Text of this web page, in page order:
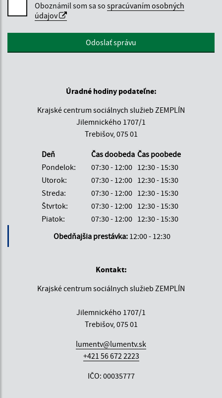
Oboznámil som sa so spracúvaním osobných
údajov
Google reCaptcha ResponseOdoslať správu
Úradné hodiny podateľne:
Krajské centrum sociálnych služieb ZEMPLÍN
Jilemnického 1707/1
Trebišov, 075 01
Deň Čas doobeda Čas poobede
Pondelok:
07:30 - 12:00 12:30 - 15:30
Utorok:
07:30 - 12:00 12:30 - 15:30
Streda:
07:30 - 12:00 12:30 - 15:30
Štvrtok:
07:30 - 12:00 12:30 - 15:30
Piatok:
07:30 - 12:00 12:30 - 15:30
Obedňajšia prestávka: 12:00 - 12:30
Kontakt:
Krajské centrum sociálnych služieb ZEMPLÍN
Jilemnického 1707/1
Trebišov, 075 01
lumentv@lumentv.sk
+421 56 672 2223
IČO: 00035777